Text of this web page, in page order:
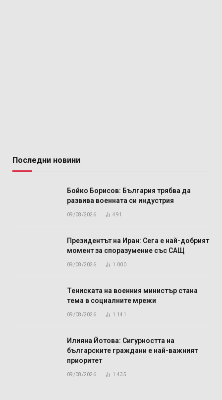
Последни новини
Бойко Борисов: България трябва да
развива военната си индустрия
09/08/2026 491
Президентът на Иран: Сега е най-добрият
момент за споразумение със САЩ
09/08/2026 1 000
Тениската на военния министър стана
тема в социалните мрежи
09/08/2026 1 141
Илияна Йотова: Сигурността на
българските граждани е най-важният
приоритет
09/08/2026 1 435